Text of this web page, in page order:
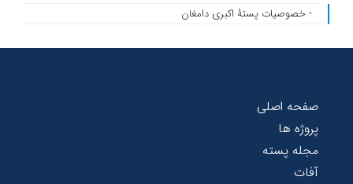
- خصوصیات پستۀ اکبری دامغان
صفحه اصلی
پروژه ها
مجله پسته
آفات